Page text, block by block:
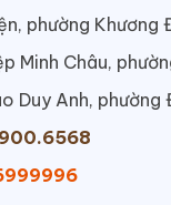
phường Khương
Minh Châu,
Duy Anh, phường